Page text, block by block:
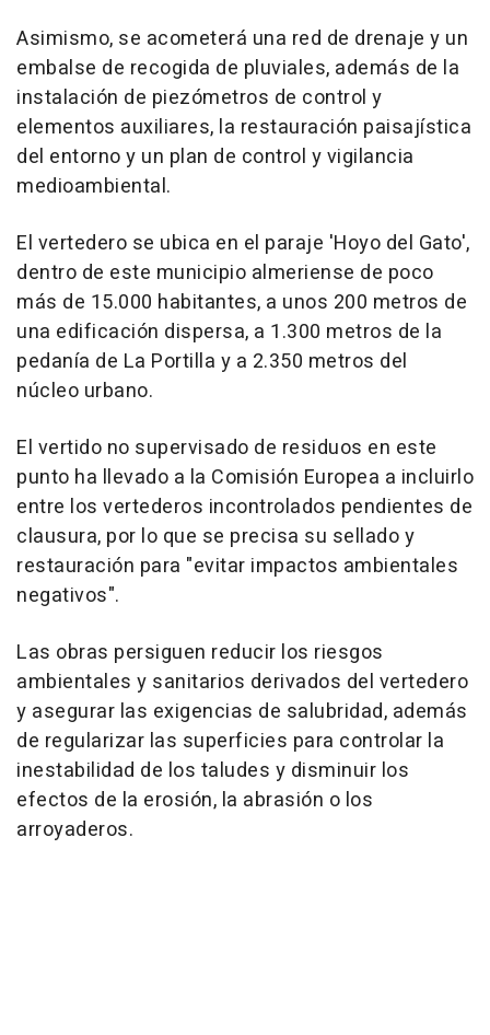
Asimismo, se acometerá una red de drenaje y un
embalse de recogida de pluviales, además de la
instalación de piezómetros de control y
elementos auxiliares, la restauración paisajística
del entorno y un plan de control y vigilancia
medioambiental.
El vertedero se ubica en el paraje 'Hoyo del Gato',
dentro de este municipio almeriense de poco
más de 15.000 habitantes, a unos 200 metros de
una edificación dispersa, a 1.300 metros de la
pedanía de La Portilla y a 2.350 metros del
núcleo urbano.
El vertido no supervisado de residuos en este
punto ha llevado a la Comisión Europea a incluirlo
entre los vertederos incontrolados pendientes de
clausura, por lo que se precisa su sellado y
restauración para "evitar impactos ambientales
negativos".
Las obras persiguen reducir los riesgos
ambientales y sanitarios derivados del vertedero
y asegurar las exigencias de salubridad, además
de regularizar las superficies para controlar la
inestabilidad de los taludes y disminuir los
efectos de la erosión, la abrasión o los
arroyaderos.